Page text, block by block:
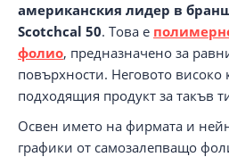
американския лидер в
Scotchcal 50. Това е
фолио, предназначено за
повърхности. Неговото високо
подходящия продукт за такъв
Освен името на фирмата и
графики от самозалепващо